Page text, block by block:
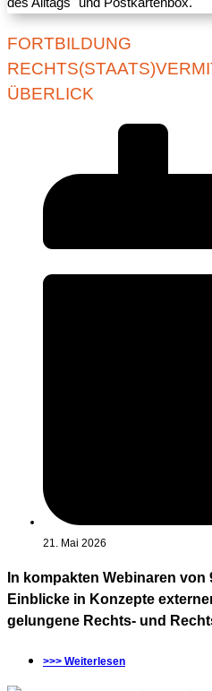
FORTBILDUNG
ÜBERLICK
21. Mai 2026
In kompakten Webinaren von
Einblicke in Konzepte
gelungene Rechts- und
>>> Weiterlesen